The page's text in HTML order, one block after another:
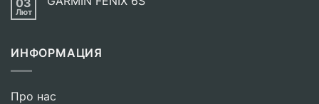
STAGES
03
Лют
FENIX
ИНФОРМАЦИЯ
Про нас